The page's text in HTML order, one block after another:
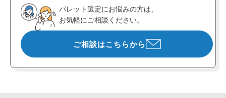
パレット選定にお悩みの方は、
お気軽にご相談ください。
ご相談はこちらから